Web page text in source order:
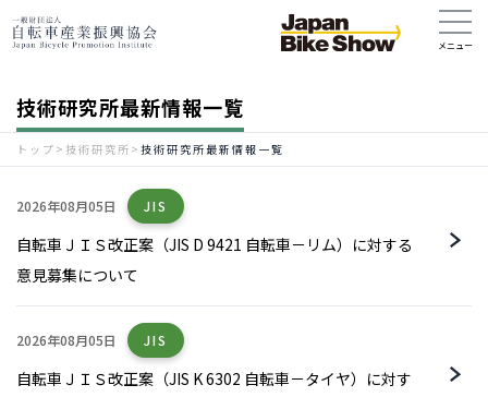
技術研究所最新情報一覧
トップ > 技術研究所 > 技術研究所最新情報一覧
2026年08月05日 JIS
自転車ＪＩＳ改正案（JIS D 9421 自転車－リム）に対する
意見募集について
2026年08月05日 JIS
自転車ＪＩＳ改正案（JIS K 6302 自転車－タイヤ）に対す